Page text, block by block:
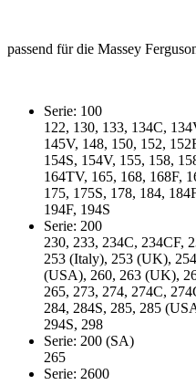
passend für die Massey
Serie: 100
122, 130, 133, 134C,
145V, 148, 150, 152,
154S, 154V, 155, 158,
164TV, 165, 168, 168F,
175, 175S, 178, 184,
194F, 194S
Serie: 200
230, 233, 234C, 234CF,
253 (Italy), 253 (UK),
(USA), 260, 263 (UK),
265, 273, 274, 274C,
284, 284S, 285, 285
294S, 298
Serie: 200 (SA)
265
Serie: 2600